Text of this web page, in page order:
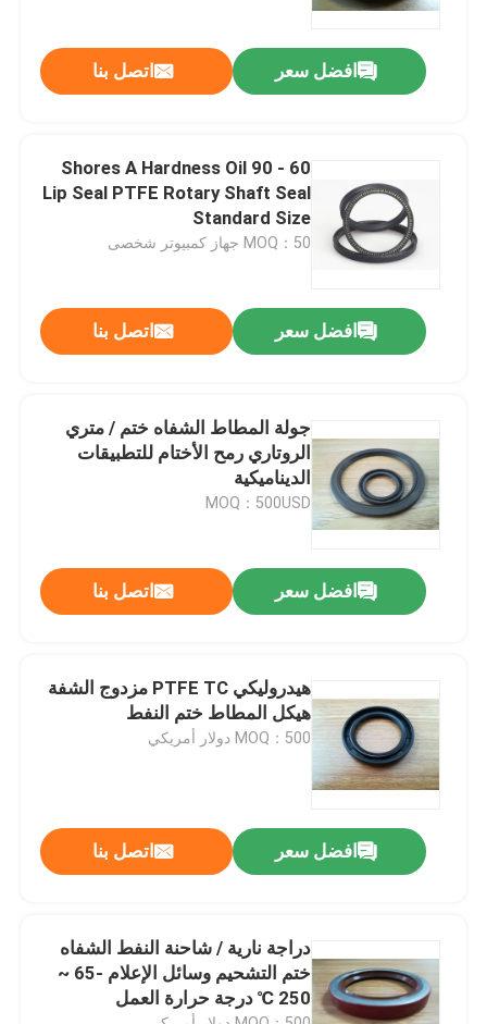
منتجات
معلومات عنا
جولة في المعمل
اتصل بنا
مطّاط زيت ختم صوف
السيارات الأختام النفط
شاحنة الأختام النفط
افضل سعر اتصل بنا
60 - 90 Shores A Hardness Oil
Lip Seal PTFE Rotary Shaft Seal
Standard Size
MOQ：50 جهاز كمبيوتر شخصى
افضل سعر اتصل بنا
جولة المطاط الشفاه ختم / متري
الروتاري رمح الأختام للتطبيقات
الديناميكية
MOQ：500USD
افضل سعر اتصل بنا
هيدروليكي PTFE TC مزدوج الشفة
هيكل المطاط ختم النفط
MOQ：500 دولار أمريكي
افضل سعر اتصل بنا
دراجة نارية / شاحنة النفط الشفاه
ختم التشحيم وسائل الإعلام -65 ~
250 ℃ درجة حرارة العمل